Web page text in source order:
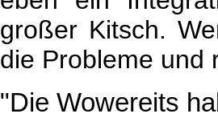
großer Kitsch.
die Probleme und
"Die Wowereits